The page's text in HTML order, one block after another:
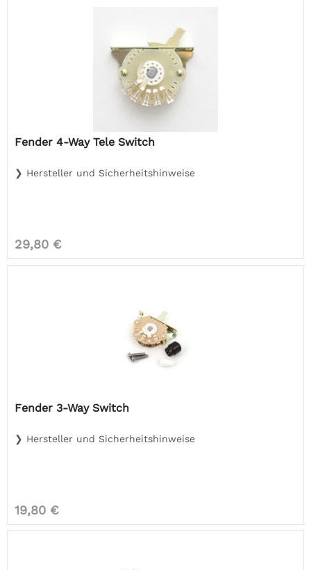
Fender 4-Way Tele Switch
❯ Hersteller und Sicherheitshinweise
29,80 €
Fender 3-Way Switch
❯ Hersteller und Sicherheitshinweise
19,80 €